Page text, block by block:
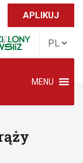
APLIKUJ
MENU